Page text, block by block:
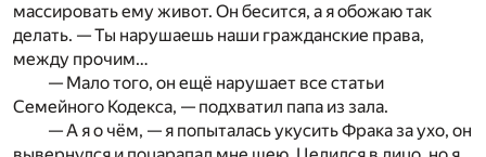
массировать ему живот. Он бесится, а я обожаю так
делать. — Ты нарушаешь наши гражданские права,
между прочим…
— Мало того, он ещё нарушает все статьи
Семейного Кодекса, — подхватил папа из зала.
— А я о чём, — я попыталась укусить Фрака за ухо, он